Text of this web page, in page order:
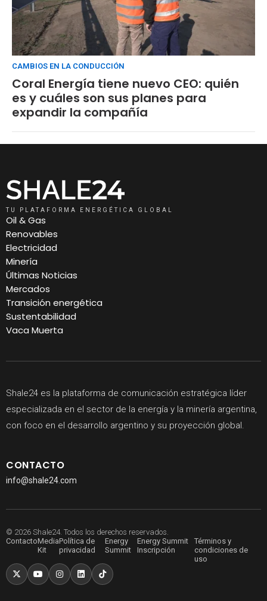
CAMBIOS EN LA CONDUCCIÓN
Coral Energía tiene nuevo CEO: quién
es y cuáles son sus planes para
expandir la compañía
TU PLATAFORMA ENERGÉTICA GLOBAL
Oil & Gas
Renovables
Electricidad
Minería
Últimas Noticias
Mercados
Transición energética
Sustentabilidad
Vaca Muerta
Shale24 es la plataforma de comunicación estratégica líder
especializada en el sector de la energía y la minería argentina,
con foco en el desarrollo argentino y su proyección global.
CONTACTO
info@shale24.com
© 2026 Shale24. Todos los derechos reservados.
ContactoMedia
Kit
Política de
privacidad
Energy
Summit
Energy Summit
Inscripción
Términos y
condiciones de
uso